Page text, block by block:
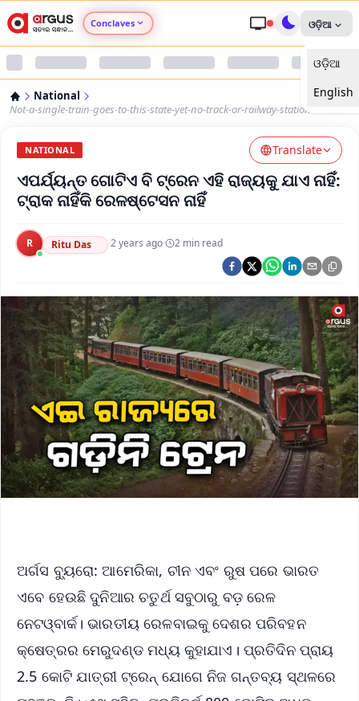
Conclaves
Argus Nari Shakti
Argus Health Connect
Argus Chalo Dekhein Apna Desh
ଓଡ଼ିଆ
ଓଡ଼ିଆ
English
National
Not-a-single-train-goes-to-this-state-yet-no-track-or-railway-station
NATIONAL Translate
ଏପର୍ଯ୍ୟନ୍ତ ଗୋଟିଏ ବି ଟ୍ରେନ ଏହି ରାଜ୍ୟକୁ ଯାଏ ନାହିଁ:
ଟ୍ରାକ ନାହିଁକି ରେଳଷ୍ଟେସନ ନାହିଁ
R Ritu Das ·2 years ago· 2 min read
ଅର୍ଗସ ବ୍ୟୁରୋ: ଆମେରିକା, ଚୀନ ଏବଂ ରୁଷ ପରେ ଭାରତ
ଏବେ ହେଉଛି ଦୁନିଆର ଚତୁର୍ଥ ସବୁଠାରୁ ବଡ଼ ରେଳ
ନେଟଓ୍ବାର୍କ। ଭାରତୀୟ ରେଳବାଇକୁ ଦେଶର ପରିବହନ
କ୍ଷେତ୍ରର ମେରୁଦଣ୍ଡ ମଧ୍ୟ କୁହାଯାଏ। ପ୍ରତିଦିନ ପ୍ରାୟ
2.5 କୋଟି ଯାତ୍ରୀ ଟ୍ରେନ୍ ଯୋଗେ ନିଜ ଗନ୍ତବ୍ୟ ସ୍ଥଳରେ